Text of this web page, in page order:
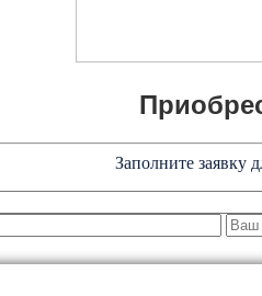
Заполните заявку